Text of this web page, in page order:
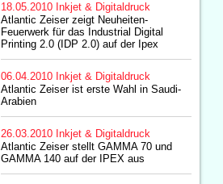
18.05.2010 Inkjet & Digitaldruck
Atlantic Zeiser zeigt Neuheiten-
Feuerwerk für das Industrial Digital
Printing 2.0 (IDP 2.0) auf der Ipex
06.04.2010 Inkjet & Digitaldruck
Atlantic Zeiser ist erste Wahl in Saudi-
Arabien
26.03.2010 Inkjet & Digitaldruck
Atlantic Zeiser stellt GAMMA 70 und
GAMMA 140 auf der IPEX aus